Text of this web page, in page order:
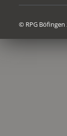
© RPG Böfingen